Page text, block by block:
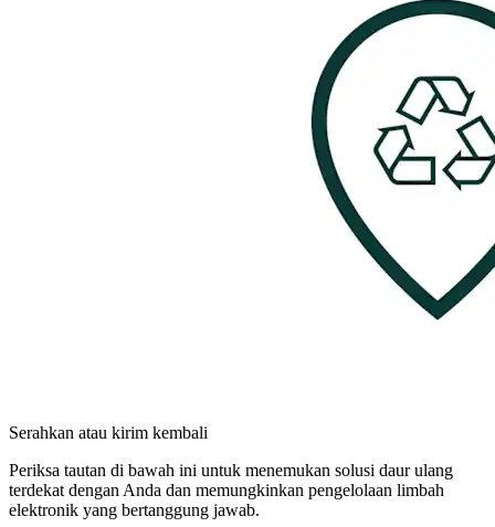
Serahkan atau kirim kembali
Periksa tautan di bawah ini untuk menemukan solusi daur ulang
terdekat dengan Anda dan memungkinkan pengelolaan limbah
elektronik yang bertanggung jawab.